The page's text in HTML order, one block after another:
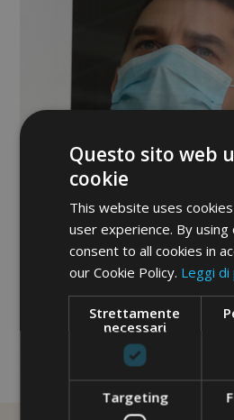
No image description ...
Questo sito web
cookie
This website uses
user experience. By
consent to all cookies in
our Cookie Policy. Leggi di
Strettamente
necessari
Targeting